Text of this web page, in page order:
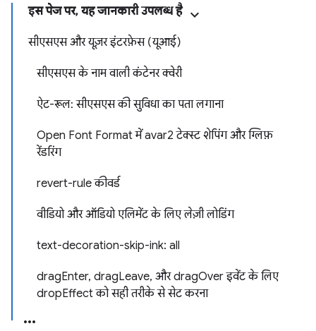
इस पेज पर, यह जानकारी उपलब्ध है
सीएसएस और यूज़र इंटरफ़ेस (यूआई)
सीएसएस के नाम वाली कंटेनर क्वेरी
ऐट-रूल: सीएसएस की सुविधा का पता लगाना
Open Font Format में avar2 टेक्स्ट शेपिंग और ग्लिफ़
रेंडरिंग
revert-rule कीवर्ड
वीडियो और ऑडियो एलिमेंट के लिए लेज़ी लोडिंग
text-decoration-skip-ink: all
dragEnter, dragLeave, और dragOver इवेंट के लिए
dropEffect को सही तरीके से सेट करना